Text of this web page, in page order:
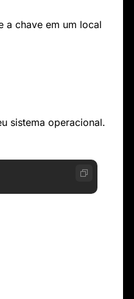
a chave em um local
sistema operacional.